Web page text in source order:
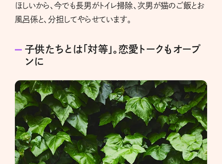
ほしいから、今でも長男がトイレ掃除、次男が猫のご飯とお
風呂係と、分担してやらせています。
子供たちとは「対等」。恋愛トークもオープ
ンに